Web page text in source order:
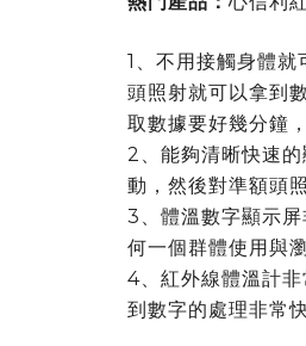
1、不用接觸身體
頭照射就可以拿到
取數據要好幾分鐘
2、能夠清晰快速
動，然後對準額頭
3、體溫數字顯示
何一個群體使用與瀏
4、紅外線體溫計
到數字的處理非常